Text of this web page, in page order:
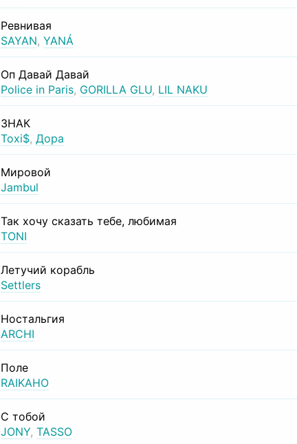
Ревнивая
SAYAN, YANÁ
Оп Давай Давай
Police in Paris, GORILLA GLU, LIL NAKU
ЗНАК
Toxi$, Дора
Мировой
Jambul
Так хочу сказать тебе, любимая
TONI
Летучий корабль
Settlers
Ностальгия
ARCHI
Поле
RAIKAHO
С тобой
JONY, TASSO